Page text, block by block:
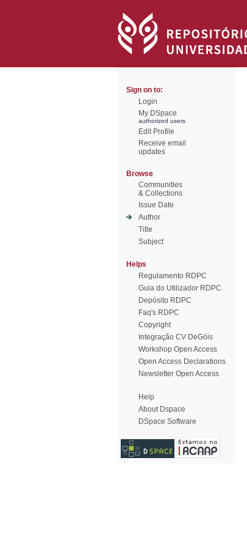
Sign on to:
Login
My DSpace
authorized users
Edit Profile
Receive email
updates
Browse
Communities
& Collections
Issue Date
Author
Title
Subject
Helps
Regulamento RDPC
Guia do Utilizador RDPC
Depósito RDPC
Faq's RDPC
Copyright
Integração CV DeGóis
Workshop Open Access
Open Access Declarations
Newsletter Open Access
Help
About Dspace
DSpace Software